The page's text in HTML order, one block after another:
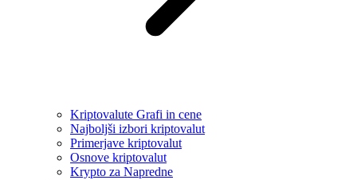
Kriptovalute Grafi in cene
Najboljši izbori kriptovalut
Primerjave kriptovalut
Osnove kriptovalut
Krypto za Napredne